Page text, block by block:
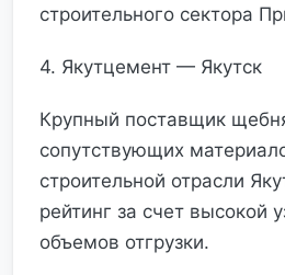
строительного сектора
4. Якутцемент — Якутск
Крупный поставщик
сопутствующих
строительной отрасли
рейтинг за счет высокой
объемов отгрузки.